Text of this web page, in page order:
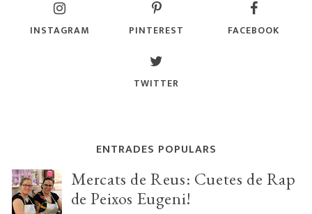
INSTAGRAM PINTEREST FACEBOOK
TWITTER
ENTRADES POPULARS
Mercats de Reus: Cuetes de Rap
de Peixos Eugeni!